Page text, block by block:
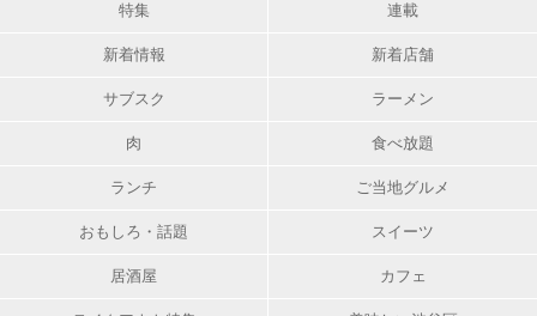
特集 連載
新着情報 新着店舗
サブスク ラーメン
肉 食べ放題
ランチ ご当地グルメ
おもしろ・話題 スイーツ
居酒屋 カフェ